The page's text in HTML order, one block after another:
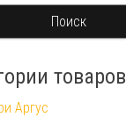
товаров
Аргус